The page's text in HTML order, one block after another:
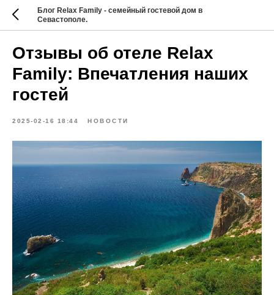
Блог Relax Family - семейный гостевой дом в
Севастополе.
Отзывы об отеле Relax
Family: Впечатления наших
гостей
2025-02-16 18:44 НОВОСТИ